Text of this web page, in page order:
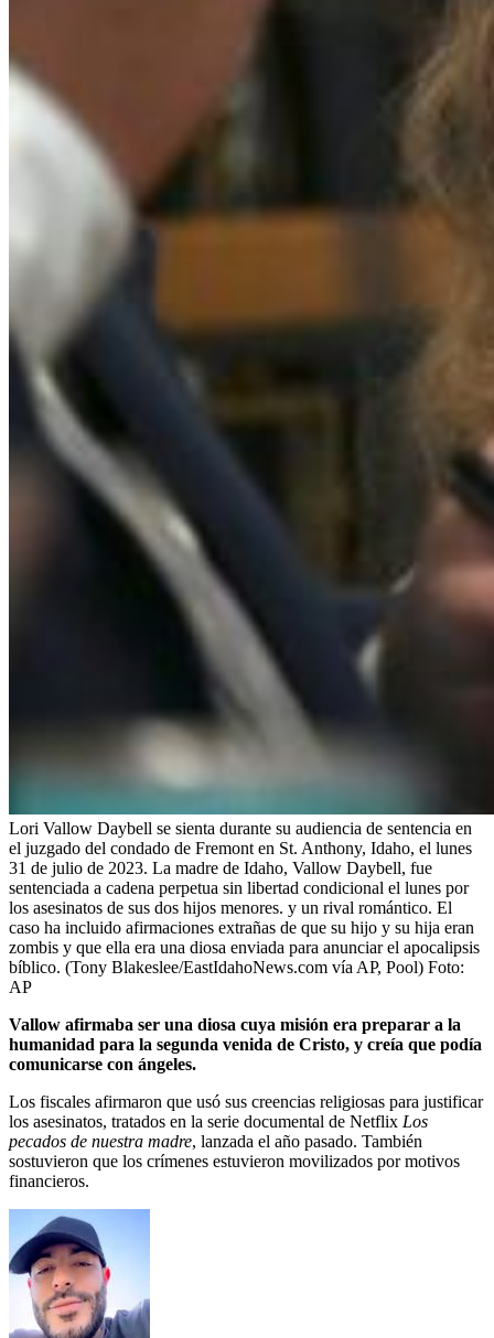
Lori Vallow Daybell se sienta durante su audiencia de sentencia en
el juzgado del condado de Fremont en St. Anthony, Idaho, el lunes
31 de julio de 2023. La madre de Idaho, Vallow Daybell, fue
sentenciada a cadena perpetua sin libertad condicional el lunes por
los asesinatos de sus dos hijos menores. y un rival romántico. El
caso ha incluido afirmaciones extrañas de que su hijo y su hija eran
zombis y que ella era una diosa enviada para anunciar el apocalipsis
bíblico. (Tony Blakeslee/EastIdahoNews.com vía AP, Pool) Foto:
AP
Vallow afirmaba ser una diosa cuya misión era preparar a la
humanidad para la segunda venida de Cristo, y creía que podía
comunicarse con ángeles.
Los fiscales afirmaron que usó sus creencias religiosas para justificar
los asesinatos, tratados en la serie documental de Netflix Los
pecados de nuestra madre, lanzada el año pasado. También
sostuvieron que los crímenes estuvieron movilizados por motivos
financieros.